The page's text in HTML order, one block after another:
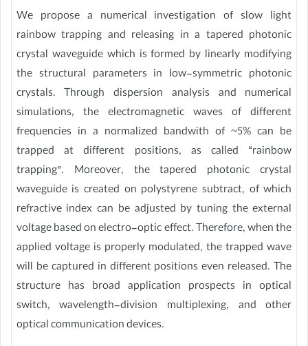
We propose a numerical investigation of slow light
rainbow trapping and releasing in a tapered photonic
crystal waveguide which is formed by linearly modifying
the structural parameters in low-symmetric photonic
crystals. Through dispersion analysis and numerical
simulations, the electromagnetic waves of different
frequencies in a normalized bandwith of ~5% can be
trapped at different positions, as called “rainbow
trapping”. Moreover, the tapered photonic crystal
waveguide is created on polystyrene subtract, of which
refractive index can be adjusted by tuning the external
voltage based on electro-optic effect. Therefore, when the
applied voltage is properly modulated, the trapped wave
will be captured in different positions even released. The
structure has broad application prospects in optical
switch, wavelength-division multiplexing, and other
optical communication devices.